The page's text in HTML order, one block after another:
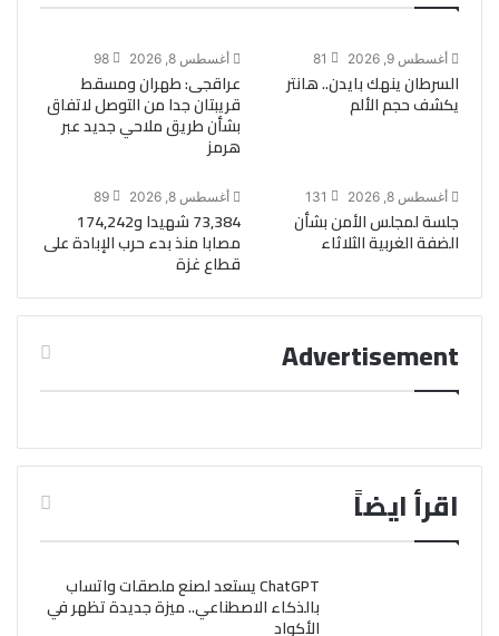
أغسطس 9, 2026 81
السرطان ينهك بايدن.. هانتر
يكشف حجم الألم
أغسطس 8, 2026 98
عراقجى: طهران ومسقط
قريبتان جدا من التوصل لاتفاق
بشأن طريق ملاحي جديد عبر
هرمز
أغسطس 8, 2026 131
جلسة لمجلس الأمن بشأن
الضفة الغربية الثلاثاء
أغسطس 8, 2026 89
73,384 شهيدا و174,242
مصابا منذ بدء حرب الإبادة على
قطاع غزة
Advertisement
اقرأ ايضاً
ChatGPT يستعد لصنع ملصقات واتساب
بالذكاء الاصطناعي.. ميزة جديدة تظهر في
الأكواد